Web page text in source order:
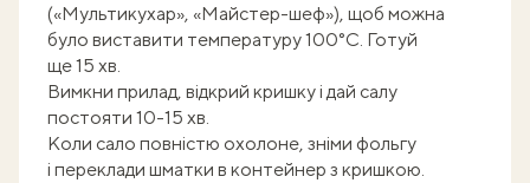
(«Мультикухар», «Майстер-шеф»), щоб можна
було виставити температуру 100°С. Готуй
ще 15 хв.
Вимкни прилад, відкрий кришку і дай салу
постояти 10-15 хв.
Коли сало повністю охолоне, зніми фольгу
і переклади шматки в контейнер з кришкою.